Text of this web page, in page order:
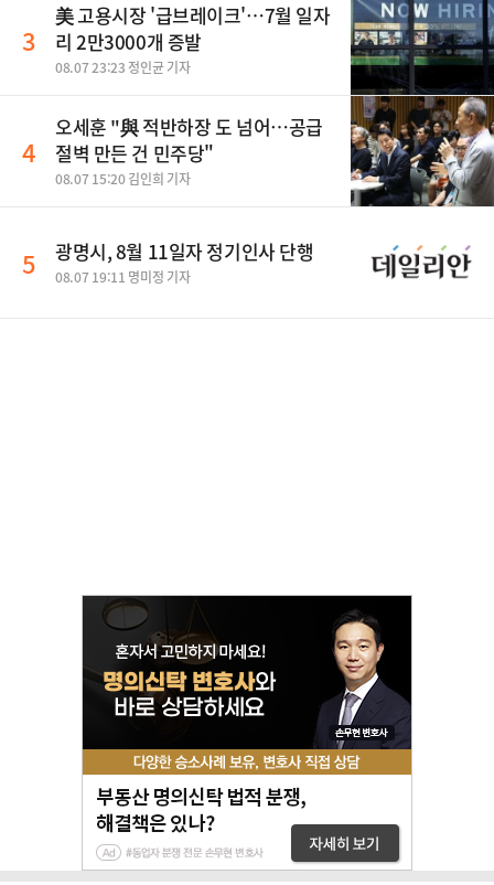
3
美 고용시장 '급브레이크'…7월 일자
리 2만3000개 증발
08.07 23:23 정인균 기자
4
오세훈 "與 적반하장 도 넘어…공급
절벽 만든 건 민주당"
08.07 15:20 김인희 기자
5 광명시, 8월 11일자 정기인사 단행
08.07 19:11 명미정 기자